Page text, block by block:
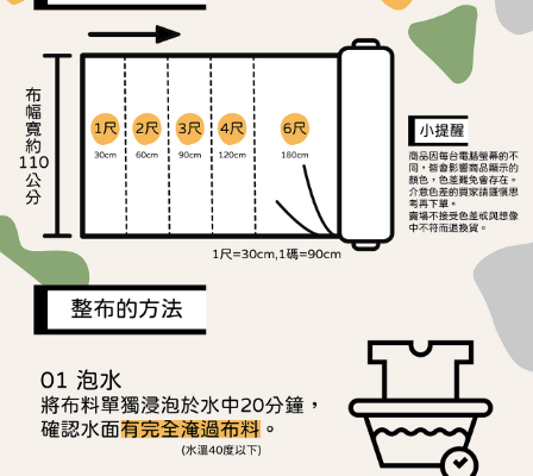
２．關於個人資料處理事宜，請瀏覽以下網址：
https://aftee.tw/terms/#terms3
３．未成年的使用者請事先徵得法定代理人或監護人之同意方可使用
「AFTEE先享後付」，若未經同意申辦者引起之損失，本公司不負相關責
任。
４．使用「AFTEE先享後付」時，將依據個別帳號之用戶狀況，依本公司即
時審查核予不同之上限額度；若仍有額度不足之情形，本公司將視審查結果
請求用戶進行身份認證。
５．嚴禁一人註冊多個帳號或使用他人資訊註冊。若發現惡意使用之情形，
恩沛科技股份有限公司將有權停止該用戶之使用額度並採取法律行動。